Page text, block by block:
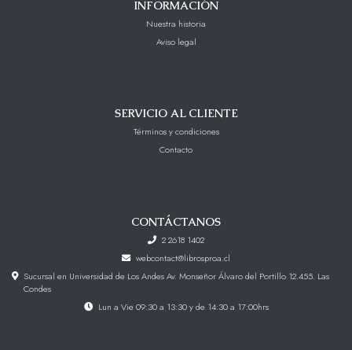
INFORMACIÓN
Nuestra historia
Aviso legal
SERVICIO AL CLIENTE
Términos y condiciones
Contacto
CONTÁCTANOS
2 2618 1402
webcontact@librosproa.cl
Sucursal en Universidad de Los Andes Av. Monseñor Álvaro del Portillo 12.455. Las
Condes
Lun a Vie 09:30 a 13:30 y de 14:30 a 17:00hrs